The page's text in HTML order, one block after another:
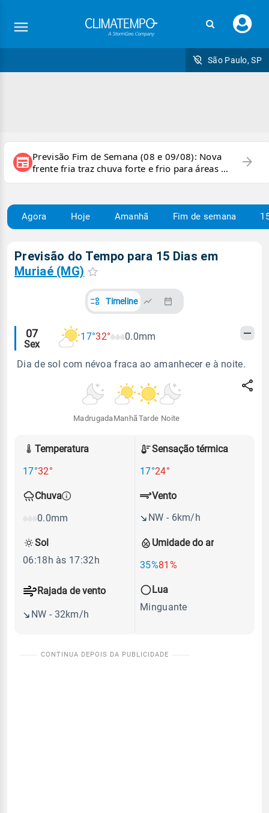
seu
São Paulo, SP
newspaper Previsão Fim de Semana (08 e 09/08): Nova
frente fria traz chuva forte e frio para áreas do
país
arrow_forward
Agora Hoje Amanhã Fim de semana
Previsão do Tempo para 15 Dias em
Muriaé (MG)
Timeline
Alertas
meteorológicos
07
Sex
17°32° 0.0mm
Dia de sol com névoa fraca ao amanhecer e à noite.
Madrugada Manhã Tarde Noite
Temperatura
17°32°
Sensação térmica
17°24°
Chuva
0.0mm
Umidade do ar
35%81%
Vento
NW - 6km/h
Rajada de vento
NW - 32km/h
Sol
06:18h às 17:32h
Lua
Minguante